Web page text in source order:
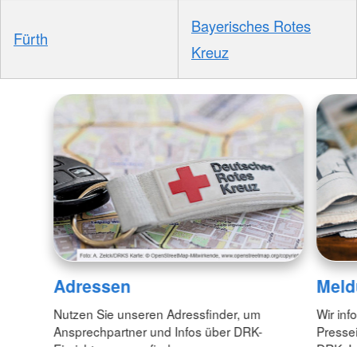
Fürth
Bayerisches Rotes
Kreuz
Adressen
Nutzen Sie unseren Adressfinder, um
Ansprechpartner und Infos über DRK-
Wir